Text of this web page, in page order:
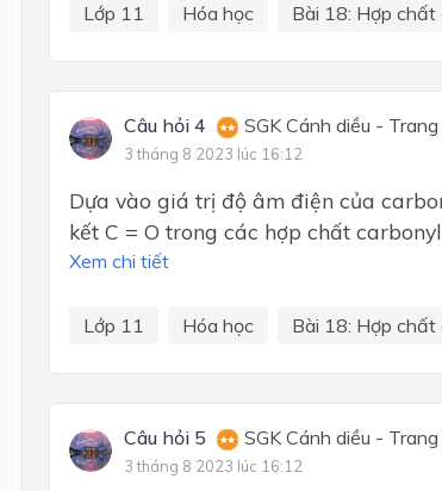
Lớp 11 Hóa học Bài 18: Hợp chất
Câu hỏi 4 SGK Cánh diều -
3 tháng 8 2023 lúc 16:12
Dựa vào giá trị độ âm điện của
kết C = O trong các hợp chất
Xem chi tiết
Lớp 11 Hóa học Bài 18: Hợp chất
Câu hỏi 5 SGK Cánh diều -
3 tháng 8 2023 lúc 16:12